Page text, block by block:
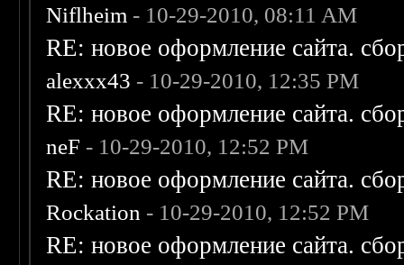
Niflheim - 10-29-2010, 08:11 AM
RE: новое оформление сайта.
alexxx43 - 10-29-2010, 12:35 PM
RE: новое оформление сайта.
neF - 10-29-2010, 12:52 PM
RE: новое оформление сайта.
Rockation - 10-29-2010, 12:52 PM
RE: новое оформление сайта.